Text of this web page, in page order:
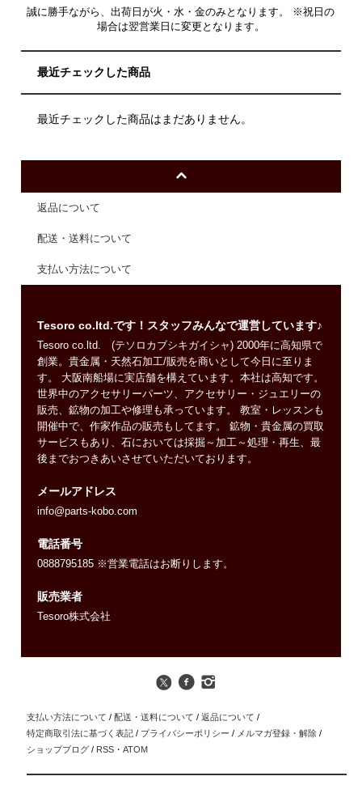
誠に勝手ながら、出荷日が火・水・金のみとなります。 ※祝日の
場合は翌営業日に変更となります。
最近チェックした商品
最近チェックした商品はまだありません。
返品について
配送・送料について
支払い方法について
Tesoro co.ltd.です！スタッフみんなで運営しています♪
Tesoro co.ltd. (テソロカブシキガイシャ) 2000年に高知県で
創業。貴金属・天然石加工/販売を商いとして今日に至りま
す。 大阪南船場に実店舗を構えています。本社は高知です。
世界中のアクセサリーパーツ、アクセサリー・ジュエリーの
販売、鉱物の加工や修理も承っています。 教室・レッスンも
開催中で、作家作品の販売もしてます。 鉱物・貴金属の買取
サービスもあり、石においては採掘～加工～処理・再生、最
後までおつきあいさせていただいております。
メールアドレス
info@parts-kobo.com
電話番号
0888795185 ※営業電話はお断りします。
販売業者
Tesoro株式会社
支払い方法について / 配送・送料について / 返品について /
特定商取引法に基づく表記 / プライバシーポリシー / メルマガ登録・解除 /
ショップブログ / RSS ・ATOM